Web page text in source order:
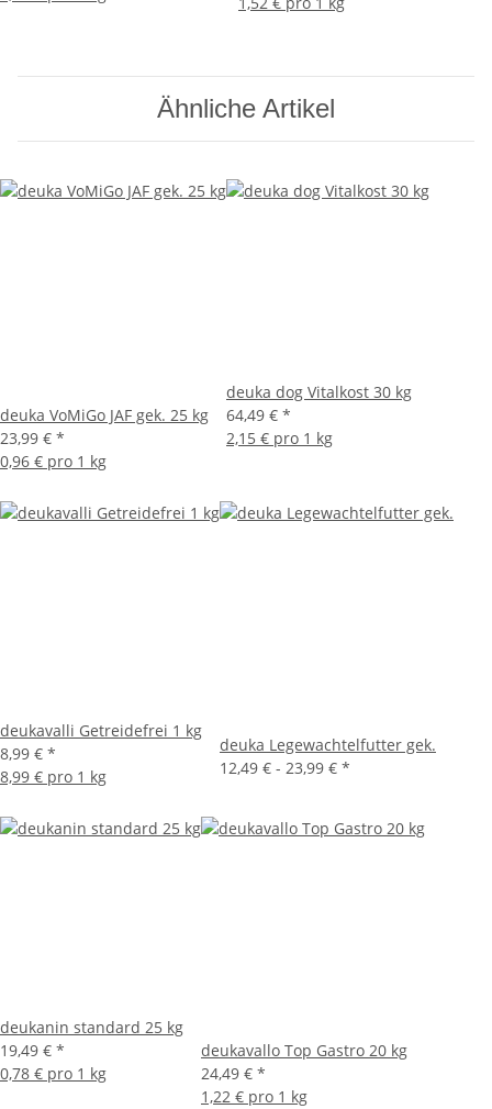
Ähnliche Artikel
deuka VoMiGo JAF gek. 25 kg
23,99 € *
0,96 € pro 1 kg
deuka dog Vitalkost 30 kg
64,49 € *
2,15 € pro 1 kg
deukavalli Getreidefrei 1 kg
8,99 € *
8,99 € pro 1 kg
deuka Legewachtelfutter gek.
12,49 € - 23,99 € *
deukanin standard 25 kg
19,49 € *
0,78 € pro 1 kg
deukavallo Top Gastro 20 kg
24,49 € *
1,22 € pro 1 kg